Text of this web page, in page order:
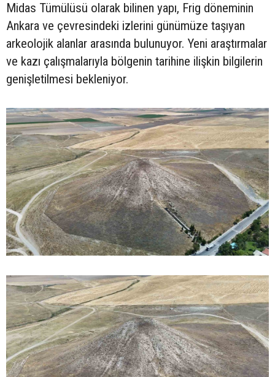
Midas Tümülüsü olarak bilinen yapı, Frig döneminin
Ankara ve çevresindeki izlerini günümüze taşıyan
arkeolojik alanlar arasında bulunuyor. Yeni araştırmalar
ve kazı çalışmalarıyla bölgenin tarihine ilişkin bilgilerin
genişletilmesi bekleniyor.